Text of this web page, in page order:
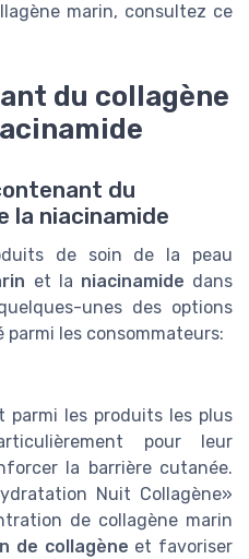
marin, consultez ce
du collagène
du
la niacinamide
de soin de la peau
et la niacinamide dans
unes des options
les consommateurs:
parmi les produits les plus
pour leur
la barrière cutanée.
Nuit Collagène»
de collagène marin
de collagène et favoriser